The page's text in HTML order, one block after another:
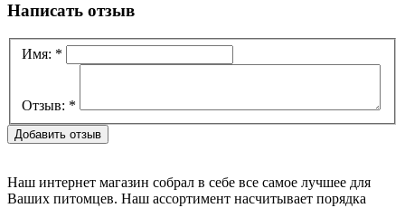
Написать отзыв
Имя: *
Отзыв: *
Наш интернет магазин собрал в себе все самое лучшее для
Ваших питомцев. Наш ассортимент насчитывает порядка